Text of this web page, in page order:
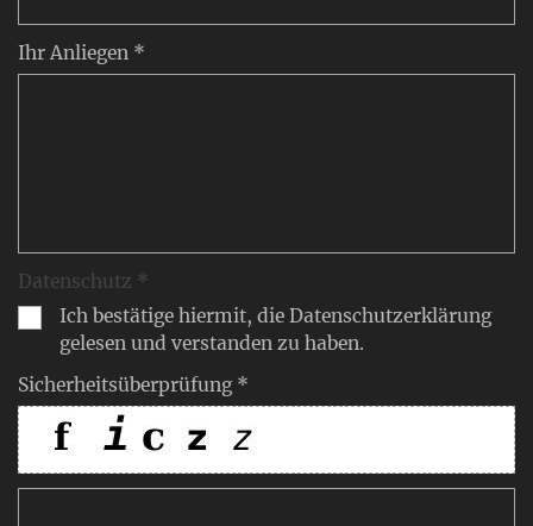
Ihr Anliegen *
Datenschutz *
Ich bestätige hiermit, die Datenschutzerklärung
gelesen und verstanden zu haben.
Sicherheitsüberprüfung *